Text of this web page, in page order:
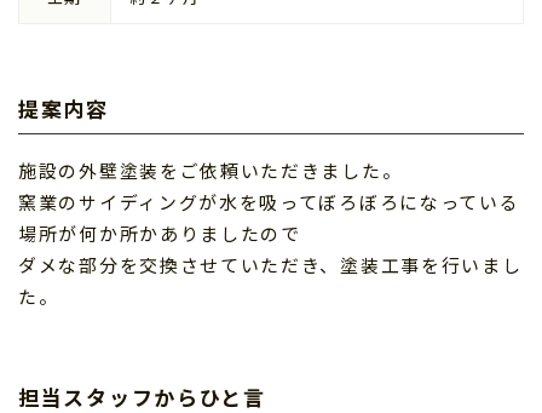
提案内容
施設の外壁塗装をご依頼いただきました。
窯業のサイディングが水を吸ってぼろぼろになっている
場所が何か所かありましたので
ダメな部分を交換させていただき、塗装工事を行いまし
た。
担当スタッフからひと言